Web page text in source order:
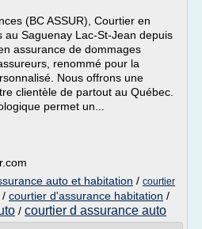
(BC ASSUR), Courtier en
au Saguenay Lac-St-Jean depuis
assurance de dommages
renommé pour la
Nous offrons une
clientèle de partout au Québec.
permet un...
auto et habitation / courtier
/ courtier d'assurance habitation /
/ courtier d assurance auto